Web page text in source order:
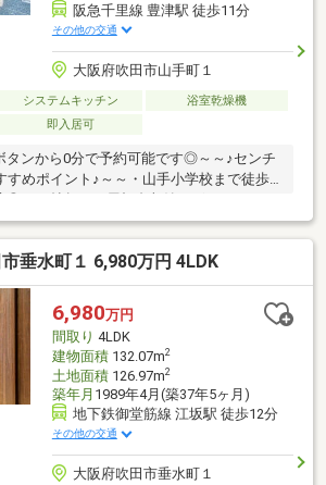
阪急千里線 豊津駅 徒歩11分
その他の交通
大阪府吹田市山手町１
システムキッチン
浴室乾燥機
即入居可
タンから0分で予約可能です◎～～♪センチ
すめポイント♪～～・山手小学校まで徒歩4
◎・20帖超えの屋根裏収納ございますの
も安心ですよ・6帖以上の居室が5部屋 ゆ
回り家事動線スムーズ◎・全居室採光確保
した周辺環境・ファミリーマートまで徒
10分・ウェルシアまで徒歩9分・内科まで
・阪急千里線「関大前」駅まで徒歩11
」駅まで徒歩19分
垂水町１ 6,980万円 4LDK
6,980万円
間取り 4LDK
建物面積132.07m2
土地面積126.97m2
築年月 1989年4月(築37年5ヶ月)
地下鉄御堂筋線 江坂駅 徒歩12分
その他の交通
大阪府吹田市垂水町１